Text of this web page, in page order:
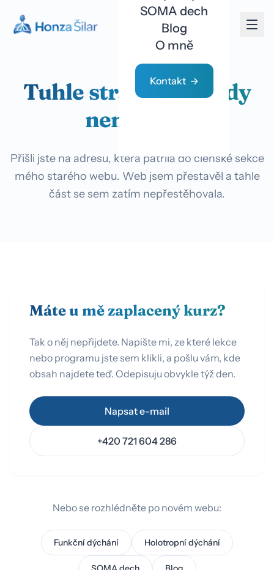
SOMA dech
Blog
O mně
Kontakt
Tuhle stránku už tady
nenajdete
Přišli jste na adresu, která patřila do členské sekce
mého starého webu. Web jsem přestavěl a tahle
část se sem zatím nepřestěhovala.
Máte u mě zaplacený kurz?
Tak o něj nepřijdete. Napište mi, ze které lekce
nebo programu jste sem klikli, a pošlu vám, kde
obsah najdete teď. Odepisuju obvykle týž den.
Napsat e-mail
+420 721 604 286
Nebo se rozhlédněte po novém webu:
Funkční dýchání Holotropní dýchání